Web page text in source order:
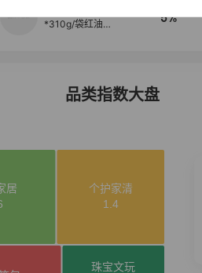
*310g/袋红油麻
5%
品类指数大盘